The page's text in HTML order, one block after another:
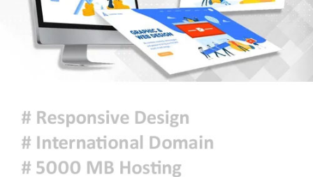
স্থানীয় নির্বাচন সামনে রেখে ভোটার
তালিকার খসড়া প্রকাশ
বাঁশখালীতে বন্যায় ক্ষতিগ্রস্তদের হাতে
নতুন ঘরের চাবি তুলে দিলেন প্রধানমন্ত্রী